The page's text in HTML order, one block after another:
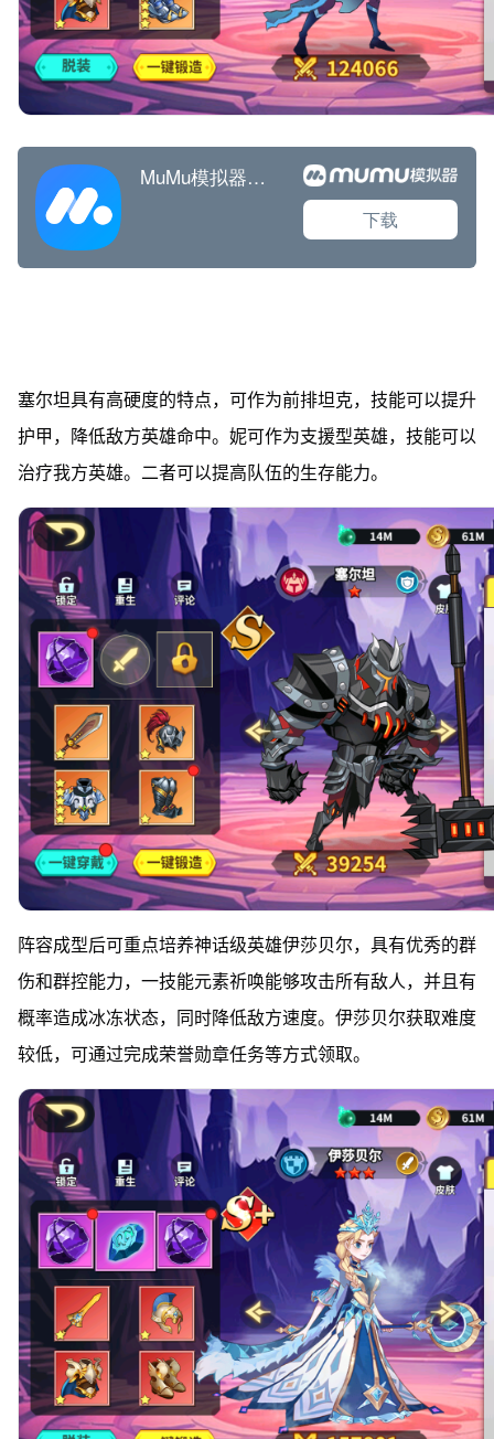
塞尔坦具有高硬度的特点，可作为前排坦克，技能可以提升
护甲，降低敌方英雄命中。妮可作为支援型英雄，技能可以
治疗我方英雄。二者可以提高队伍的生存能力。
阵容成型后可重点培养神话级英雄伊莎贝尔，具有优秀的群
伤和群控能力，一技能元素祈唤能够攻击所有敌人，并且有
概率造成冰冻状态，同时降低敌方速度。伊莎贝尔获取难度
较低，可通过完成荣誉勋章任务等方式领取。